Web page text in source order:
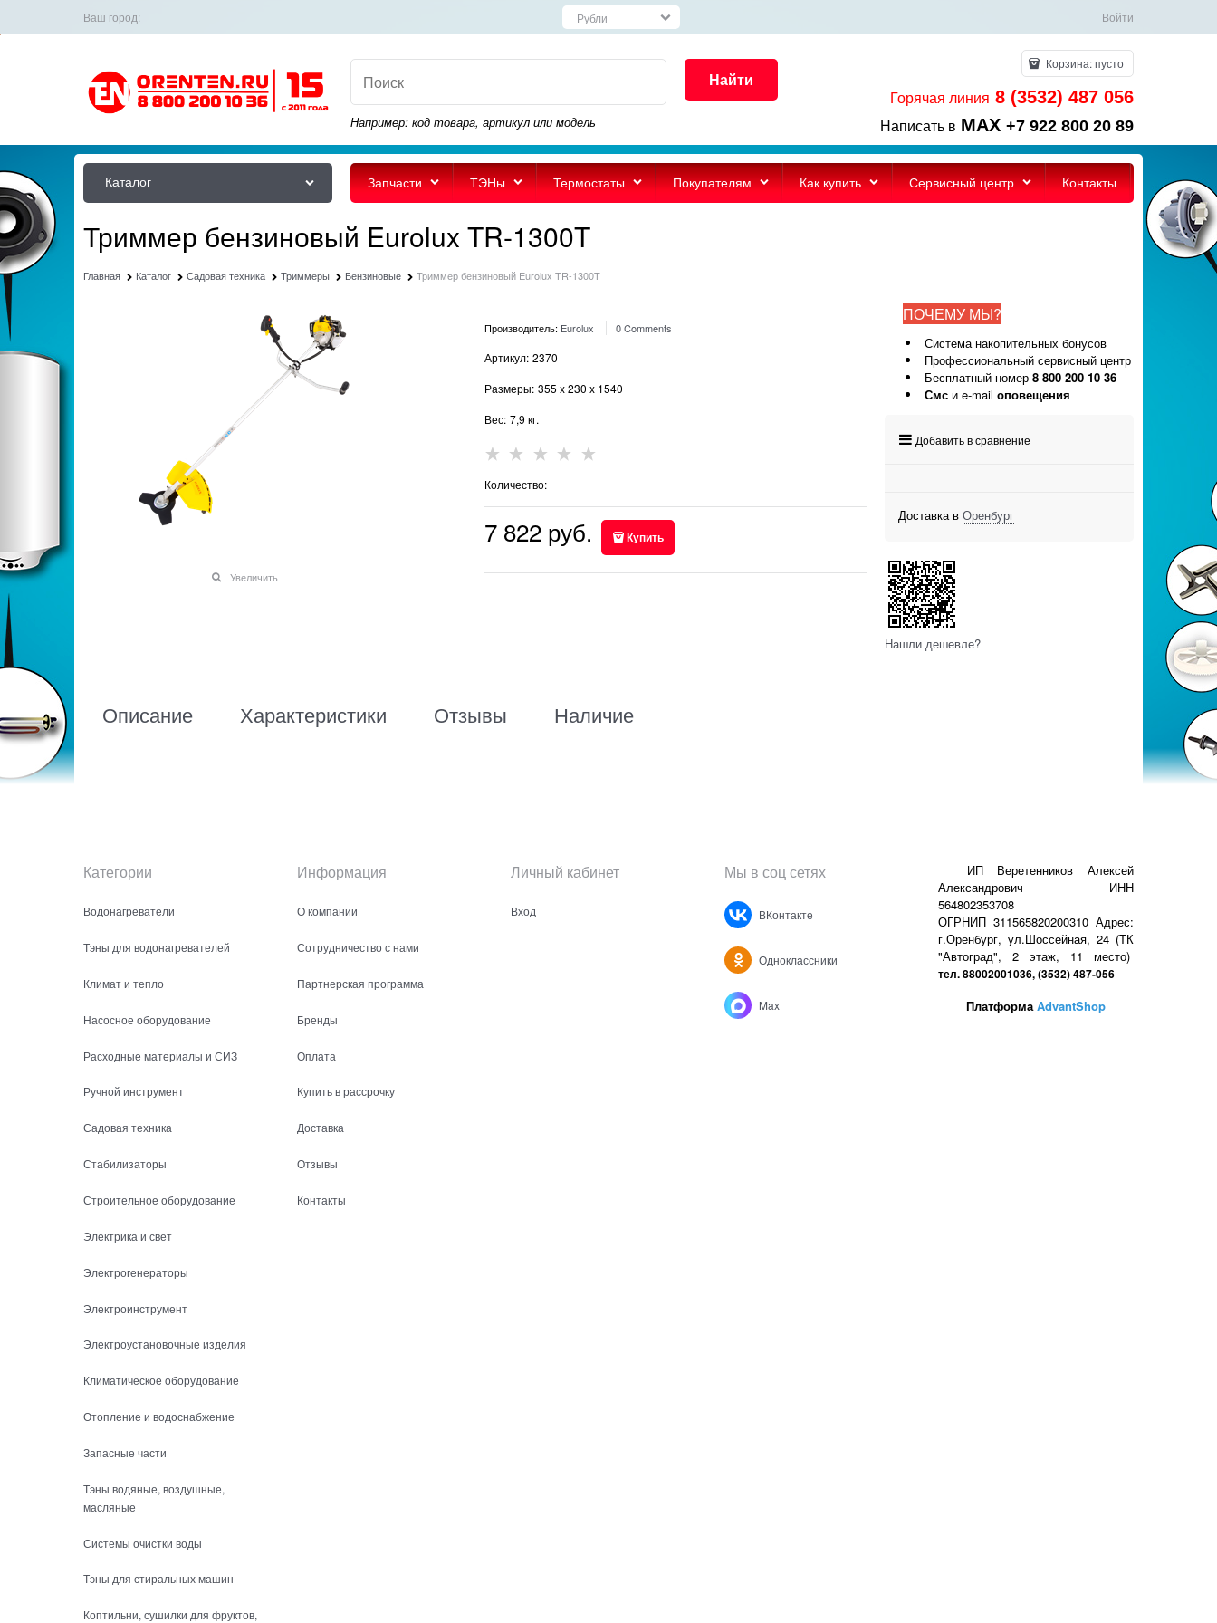
Ваш город: Войти
Найти
Например: код товара, артикул или модель
Корзина:пусто
Горячая линия 8 (3532) 487 056
Написать в MAX +7 922 800 20 89
Каталог Запчасти ТЭНы Термостаты Покупателям Как купить Сервисный центр Контакты
Триммер бензиновый Eurolux TR-1300T
Главная Каталог Садовая техника Триммеры Бензиновые Триммер бензиновый Eurolux TR-1300T
Увеличить
Производитель: Eurolux 0 Comments
Артикул: 2370
Размеры: 355 x230 x 1540
Вес: 7,9 кг.
Количество:
7 822 руб. Купить
Описание Характеристики Отзывы Наличие
ПОЧЕМУ МЫ?
Система накопительных бонусов
Профессиональный сервисный центр
Бесплатный номер 8 800 200 10 36
Смс и e-mail оповещения
Добавить в сравнение
Доставка в Оренбург
Нашли дешевле?
Категории
Водонагреватели
Тэны для водонагревателей
Климат и тепло
Насосное оборудование
Расходные материалы и СИЗ
Ручной инструмент
Садовая техника
Стабилизаторы
Строительное оборудование
Электрика и свет
Электрогенераторы
Электроинструмент
Электроустановочные изделия
Климатическое оборудование
Отопление и водоснабжение
Запасные части
Тэны водяные, воздушные,
масляные
Системы очистки воды
Тэны для стиральных машин
Коптильни, сушилки для фруктов,
Информация
О компании
Сотрудничество с нами
Партнерская программа
Бренды
Оплата
Купить в рассрочку
Доставка
Отзывы
Контакты
Личный кабинет
Вход
Мы в соц сетях
ВКонтакте
Одноклассники
Max
ИП Веретенников Алексей
Александрович ИНН
564802353708
ОГРНИП 311565820200310 Адрес:
г.Оренбург, ул.Шоссейная, 24 (ТК
"Автоград", 2 этаж, 11 место)
тел. 88002001036, (3532) 487-056
ПлатформаAdvantShop